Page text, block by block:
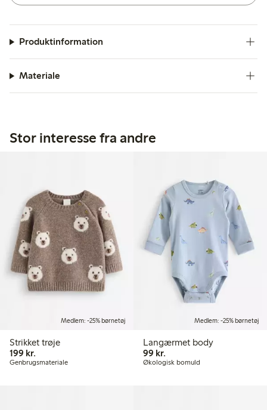
Produktinformation
Materiale
Stor interesse fra andre
Medlem: -25% børnetøj
Strikket trøje
199 kr.
Genbrugsmateriale
Medlem: -25% børnetøj
Langærmet body
99 kr.99,00 kr.
Økologisk bomuld